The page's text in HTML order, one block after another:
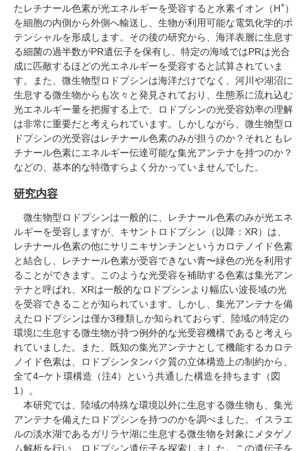
たレチナール色素が光エネルギーを受容すると水素イオン（H+）
を細胞の内側から外側へ輸送し、生物が利用可能な電気化学的ポ
テンシャルを形成します。その後の研究から、海洋表層に生息す
る細菌の過半数がPR遺伝子を保有し、特定の海域ではPRは光合
成に匹敵するほどの光エネルギーを受容すると試算されていま
す。また、微生物型ロドプシンは海洋だけでなく、河川や湖沼に
生息する微生物からも次々と発見されており、生態系に流れ込む
光エネルギー量を把握する上で、ロドプシンの光受容効率の理解
は非常に重要だと考えられています。しかしながら、微生物型ロ
ドプシンの光受容はレチナール色素のみが担うのか？それともレ
チナール色素にエネルギー伝達可能な集光アンテナを持つのか？
などの、基本的な特徴すらよく分かっていませんでした。
研究内容
微生物型ロドプシンは一般的に、レチナール色素のみが光エネ
ルギーを受容しますが、キサントロドプシン（以降：XR）は、
レチナール色素の他にサリニキサンチンというカロテノイド色素
と結合し、レチナール色素が受容できない青〜緑色の光を利用す
ることができます。このような光受容を補助する色素は集光アン
テナと呼ばれ、XRは一般的なロドプシンより幅広い波長域の光
を受容できることが知られています。しかし、集光アンテナを備
えたロドプシンは僅か3種類しか知られておらず、陸域の特定の
環境に生息する微生物が持つ例外的な光受容機構であると考えら
れていました。また、既知の集光アンテナとして機能するカロテ
ノイド色素は、ロドプシンタンパク質の立体構造上の制約から、
全て4−ケト環構造（注4）という共通した構造を持ちます（図
1）。
本研究では、陸域の特殊な環境以外に生息する微生物も、集光
アンテナを備えたロドプシンを持つのかを調べました。イスラエ
ルの淡水湖であるガリラヤ湖に生息する微生物を対象にメタゲノ
ム解析を行い、ロドプシン遺伝子を探索しました。この遺伝子を